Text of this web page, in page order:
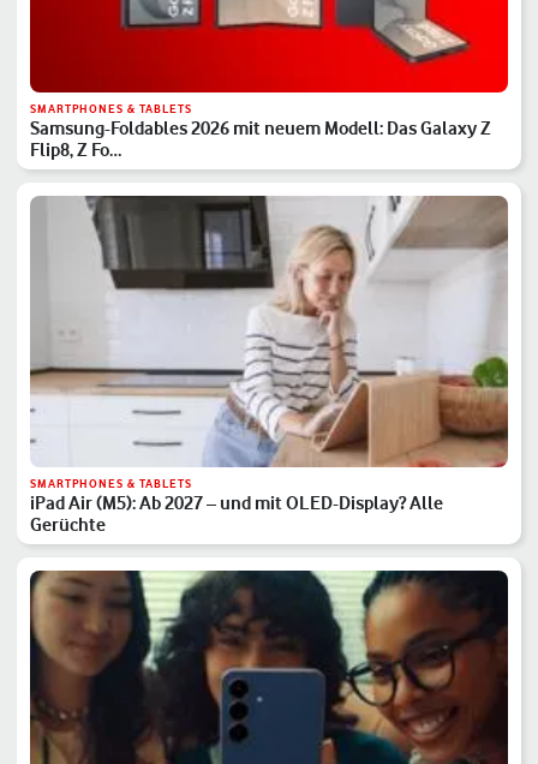
SMARTPHONES & TABLETS
Samsung-Foldables 2026 mit neuem Modell: Das Galaxy Z
Flip8, Z Fo…
SMARTPHONES & TABLETS
iPad Air (M5): Ab 2027 – und mit OLED-Display? Alle
Gerüchte